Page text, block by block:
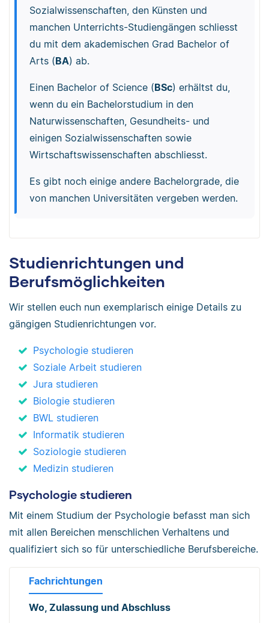
Sozialwissenschaften, den Künsten und
manchen Unterrichts-Studiengängen schliesst
du mit dem akademischen Grad Bachelor of
Arts (BA) ab.
Einen Bachelor of Science (BSc) erhältst du,
wenn du ein Bachelorstudium in den
Naturwissenschaften, Gesundheits- und
einigen Sozialwissenschaften sowie
Wirtschaftswissenschaften abschliesst.
Es gibt noch einige andere Bachelorgrade, die
von manchen Universitäten vergeben werden.
Studienrichtungen und
Berufsmöglichkeiten
Wir stellen euch nun exemplarisch einige Details zu
gängigen Studienrichtungen vor.
Psychologie studieren
Soziale Arbeit studieren
Jura studieren
Biologie studieren
BWL studieren
Informatik studieren
Soziologie studieren
Medizin studieren
Psychologie studieren
Mit einem Studium der Psychologie befasst man sich
mit allen Bereichen menschlichen Verhaltens und
qualifiziert sich so für unterschiedliche Berufsbereiche.
Fachrichtungen
Wo, Zulassung und Abschluss